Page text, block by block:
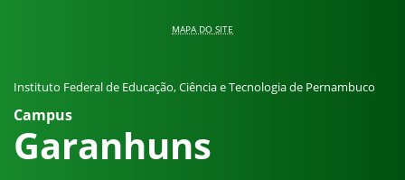
MAPA DO SITE
Instituto Federal de Educação, Ciência e Tecnologia de Pernambuco
Campus
Garanhuns